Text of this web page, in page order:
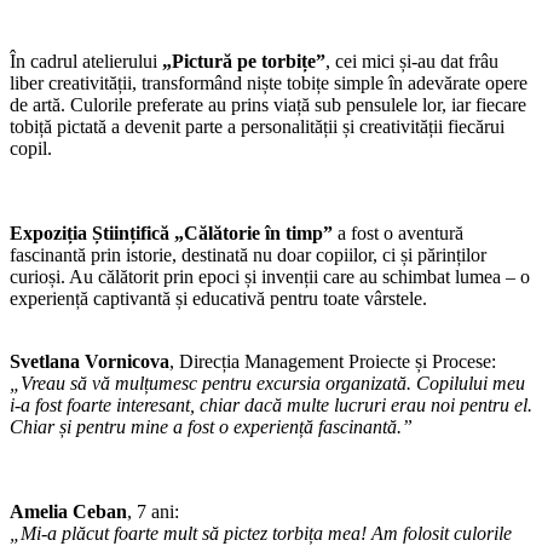
În cadrul atelierului „Pictură pe torbițe”, cei mici și-au dat frâu
liber creativității, transformând niște tobițe simple în adevărate opere
de artă. Culorile preferate au prins viață sub pensulele lor, iar fiecare
tobiță pictată a devenit parte a personalității și creativității fiecărui
copil.
Expoziția Științifică „Călătorie în timp” a fost o aventură
fascinantă prin istorie, destinată nu doar copiilor, ci și părinților
curioși. Au călătorit prin epoci și invenții care au schimbat lumea – o
experiență captivantă și educativă pentru toate vârstele.
Svetlana Vornicova, Direcția Management Proiecte și Procese:
„Vreau să vă mulțumesc pentru excursia organizată. Copilului meu
i-a fost foarte interesant, chiar dacă multe lucruri erau noi pentru el.
Chiar și pentru mine a fost o experiență fascinantă.”
Amelia Ceban, 7 ani:
„Mi-a plăcut foarte mult să pictez torbița mea! Am folosit culorile